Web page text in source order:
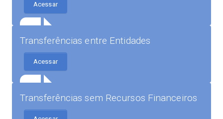
Acessar
Transferências entre Entidades
Acessar
Transferências sem Recursos Financeiros